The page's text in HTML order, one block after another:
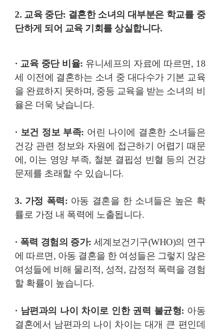
2. 교육 중단: 결혼한 소녀의 대부분은 학교를 중
단하게 되어 교육 기회를 상실합니다.
· 교육 중단 비율: 유니세프의 자료에 따르면, 18
세 이전에 결혼하는 소녀 중 대다수가 기본 교육
을 완료하지 못하며, 중등 교육을 받는 소녀의 비
율은 더욱 낮습니다.
· 보건 정보 부족: 어린 나이에 결혼한 소녀들은
건강 관련 정보와 자원에 접근하기 어렵기 때문
에, 이는 영양 부족, 철분 결핍성 빈혈 등의 건강
문제를 초래할 수 있습니다.
3. 가정 폭력: 아동 결혼을 한 소녀들은 높은 확
률로 가정 내 폭력에 노출됩니다.
· 폭력 경험의 증가: 세계보건기구(WHO)의 연구
에 따르면, 아동 결혼을 한 여성들은 그렇지 않은
여성들에 비해 물리적, 성적, 감정적 폭력을 경험
할 확률이 높습니다.
· 남편과의 나이 차이로 인한 권력 불균형: 아동
결혼에서 남편과의 나이 차이는 대개 큰 편인데